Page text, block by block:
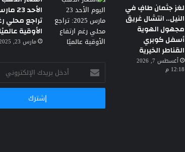
لغز جثمان طافٍ في
النيل.. انتشال غريق
مجهول الهوية
أسفل كوبري
القناطر الخيرية
أغسطس 7, 2026
12:18 م
تراجع محلي
الأوقية عالميًا
مارس 23, 2025 3:30 ص
أدخل
بريدك
الإلكتروني